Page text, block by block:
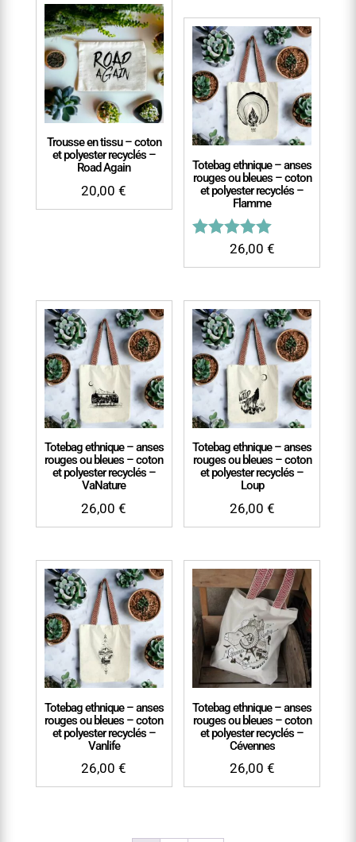
Trousse en tissu – coton
et polyester recyclés –
Road Again
20,00€
Totebag ethnique – anses
rouges ou bleues – coton
et polyester recyclés –
Flamme
26,00 €
Totebag ethnique – anses
rouges ou bleues – coton
et polyester recyclés –
VaNature
26,00€
Totebag ethnique – anses
rouges ou bleues – coton
et polyester recyclés –
Loup
26,00 €
Totebag ethnique – anses
rouges ou bleues – coton
et polyester recyclés –
Vanlife
26,00€
Totebag ethnique – anses
rouges ou bleues – coton
et polyester recyclés –
Cévennes
26,00 €